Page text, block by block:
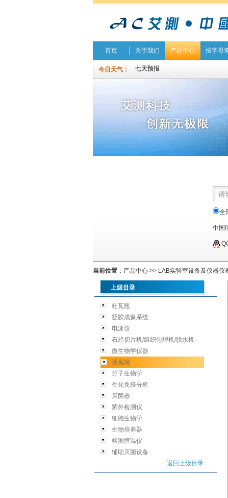
首页 关于我们 产品中心 按字母
今日天气：
全
中国
当前位置 ： 产品中心 >> LAB实验室设备及仪器仪
上级目录
杜瓦瓶
凝胶成像系统
电泳仪
石蜡切片机/组织包埋机/脱水机
微生物学仪器
液氮罐
分子生物学
生化免疫分析
灭菌器
紫外检测仪
细胞生物学
生物培养器
检测恒温仪
辅助灭菌设备
返回上级目录